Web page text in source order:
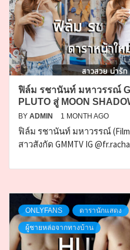
ฟิล์ม รชานันท์ มหาวรรณ์
PLUTO สู่ MOON
BY ADMIN 1 MONTH AGO
ฟิล์ม รชานันท์ มหาวรรณ์ (Film
สาวสังกัด GMMTV IG
ONLYFANS ดารานักแสดง
ผู้ชายหล่อจากทางบ้าน